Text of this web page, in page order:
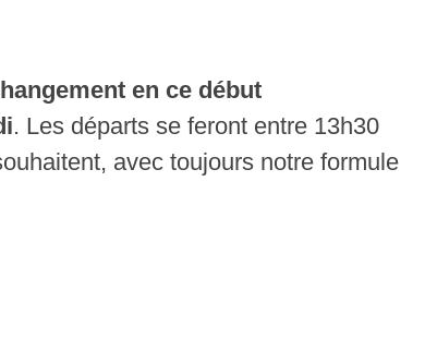
en ce début
. Les départs se feront entre 13h30
avec toujours notre formule